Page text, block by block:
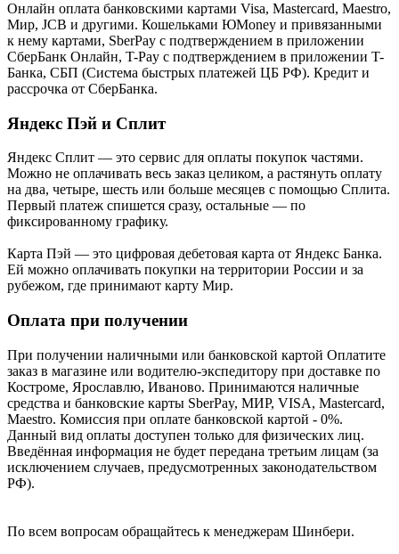
Онлайн оплата банковскими картами Visa, Mastercard, Maestro,
Мир, JCB и другими. Кошельками ЮMoney и привязанными
к нему картами, SberPay с подтверждением в приложении
СберБанк Онлайн, T-Pay с подтверждением в приложении T-
Банка, СБП (Система быстрых платежей ЦБ РФ). Кредит и
рассрочка от СберБанка.
Яндекс Пэй и Сплит
Яндекс Cплит — это сервис для оплаты покупок частями.
Можно не оплачивать весь заказ целиком, а растянуть оплату
на два, четыре, шесть или больше месяцев с помощью Сплита.
Первый платеж спишется сразу, остальные — по
фиксированному графику.
Карта Пэй — это цифровая дебетовая карта от Яндекс Банка.
Ей можно оплачивать покупки на территории России и за
рубежом, где принимают карту Мир.
Оплата при получении
При получении наличными или банковской картой Оплатите
заказ в магазине или водителю-экспедитору при доставке по
Костроме, Ярославлю, Иваново. Принимаются наличные
средства и банковские карты SberPay, МИР, VISA, Mastercard,
Maestro. Комиссия при оплате банковской картой - 0%.
Данный вид оплаты доступен только для физических лиц.
Введённая информация не будет передана третьим лицам (за
исключением случаев, предусмотренных законодательством
РФ).
По всем вопросам обращайтесь к менеджерам Шинбери.